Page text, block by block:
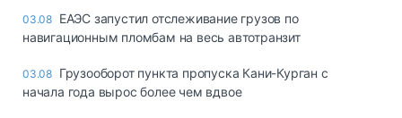
03.08 ЕАЭС запустил отслеживание грузов по
навигационным пломбам на весь автотранзит
03.08 Грузооборот пункта пропуска Кани-Курган с
начала года вырос более чем вдвое